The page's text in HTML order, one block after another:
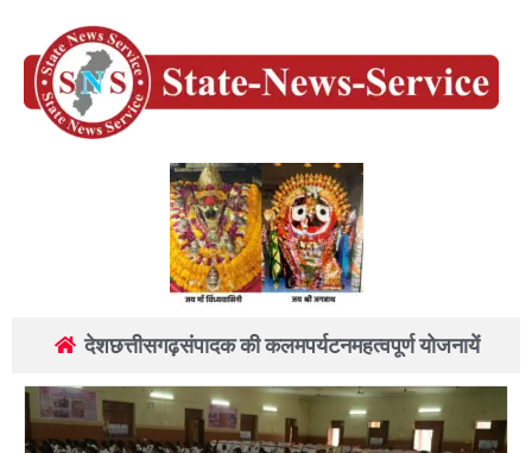
देशछत्तीसगढ़संपादक की कलमपर्यटनमहत्वपूर्ण योजनायें